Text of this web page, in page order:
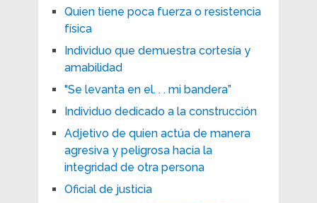
Quien tiene poca fuerza o resistencia
física
Individuo que demuestra cortesía y
amabilidad
"Se levanta en el. . . mi bandera”
Individuo dedicado a la construcción
Adjetivo de quien actúa de manera
agresiva y peligrosa hacia la
integridad de otra persona
Oficial de justicia